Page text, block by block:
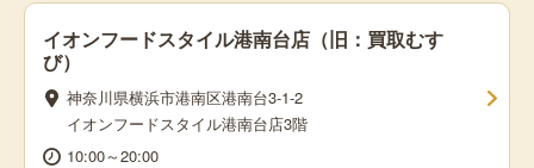
イオンフードスタイル港南台店（旧：買取むす
び）
神奈川県横浜市港南区港南台3-1-2
イオンフードスタイル港南台店3階
10:00～20:00